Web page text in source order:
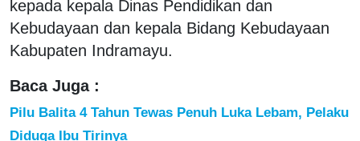
kepada kepala Dinas Pendidikan dan
Kebudayaan dan kepala Bidang Kebudayaan
Kabupaten Indramayu.
Baca Juga :
Pilu Balita 4 Tahun Tewas Penuh Luka Lebam, Pelaku
Diduga Ibu Tirinya